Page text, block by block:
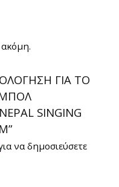
ΓΙΑ ΤΟ
ΜΠΟΛ
SINGING
να δημοσιεύσετε